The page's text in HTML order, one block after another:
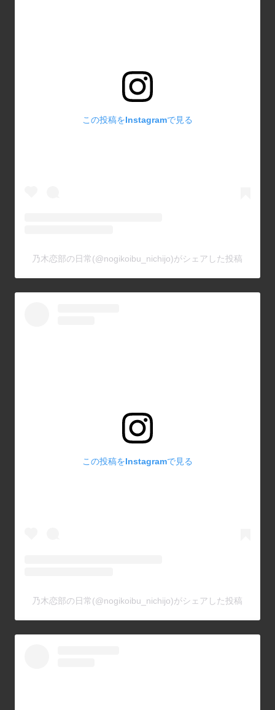
この投稿をInstagramで見る
乃木恋部の日常(@nogikoibu_nichijo)がシェアした投稿
この投稿をInstagramで見る
乃木恋部の日常(@nogikoibu_nichijo)がシェアした投稿